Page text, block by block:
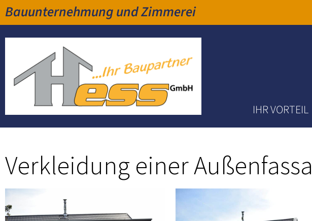
Bauunternehmung und Zimmerei
IHR VORTEIL
Verkleidung einer